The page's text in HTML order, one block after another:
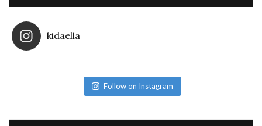
kidaella
Follow on Instagram